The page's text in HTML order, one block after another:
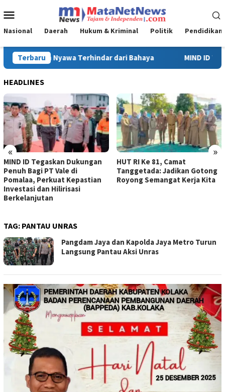
ke
Mobile
Nasional Daerah Hukum & Kriminal Politik Pendidikan
Terbaru
MIND ID Tegaskan Dukungan Penuh Bagi PT Vale di
HEADLINES
« »
MIND ID Tegaskan Dukungan
Penuh Bagi PT Vale di
Pomalaa, Perkuat Kepastian
Investasi dan Hilirisasi
Berkelanjutan
HUT RI Ke 81, Camat
Tanggetada: Jadikan Gotong
Royong Semangat Kerja Kita
TAG: PANTAU UNRAS
Pangdam Jaya dan Kapolda Jaya Metro Turun
Langsung Pantau Aksi Unras